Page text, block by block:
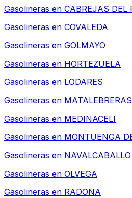
Gasolineras en CABREJAS DEL
Gasolineras en COVALEDA
Gasolineras en GOLMAYO
Gasolineras en HORTEZUELA
Gasolineras en LODARES
Gasolineras en MATALEBRERAS
Gasolineras en MEDINACELI
Gasolineras en MONTUENGA
Gasolineras en NAVALCABALLO
Gasolineras en OLVEGA
Gasolineras en RADONA